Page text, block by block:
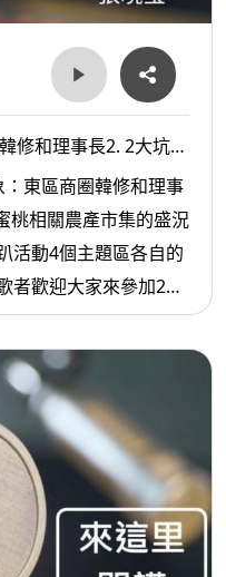
修和理事長2. 2大坑產
東區商圈韓修和理事
桃相關農產市集的盛況
活動4個主題區各自的
者歡迎大家來參加2我
展協會余淑萍理事長
日茶山知性饗宴的精
茶香氛圍：